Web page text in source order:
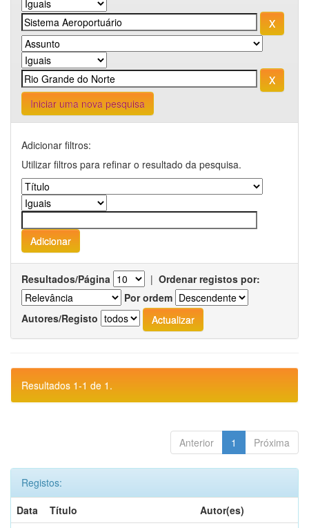
Iniciar uma nova pesquisa
Adicionar filtros:
Utilizar filtros para refinar o resultado da pesquisa.
Resultados/Página | Ordenar registos por:
Por ordem
Autores/Registo
Resultados 1-1 de 1.
Anterior 1 Próxima
Registos:
Data
Título
Autor(es)